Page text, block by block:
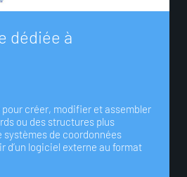
dédiée à
créer, modifier et assembler
ou des structures plus
systèmes de coordonnées
d’un logiciel externe au format